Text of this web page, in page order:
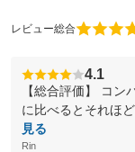
レビュー総合
4.1
【総合評価】 コ
に比べるとそれほ
見る
Rin